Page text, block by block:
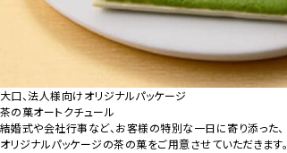
大口、法人様向けオリジナルパッケージ
茶の菓オートクチュール
結婚式や会社行事など、お客様の特別な一日に寄り添った、
オリジナルパッケージの茶の菓をご用意させていただきます。